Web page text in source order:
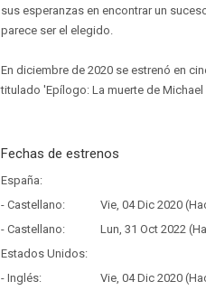
sus esperanzas en encontrar un
parece ser el elegido.
En diciembre de 2020 se estrenó en
titulado 'Epílogo: La muerte de
Fechas de estrenos
España:
- Castellano:
Vie, 04 Dic 2020
- Castellano:
Lun, 31 Oct 2022
Estados Unidos:
- Inglés:
Vie, 04 Dic 2020